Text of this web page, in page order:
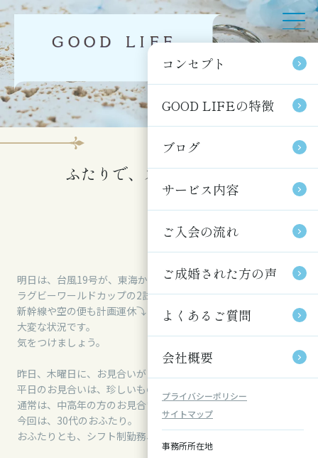
コンセプト
GOOD LIFEの特徴
ブログ
サービス内容
ご入会の流れ
ご成婚された方の声
よくあるご質問
会社概要
プライバシーポリシー
サイトマップ
事務所所在地
コンセプト
GOOD LIFEの特徴
ブログ
サービス内容
ご入会の流れ
ご成婚された方の声
よくあるご質問
会社概要
プライバシーポリシー
サイトマップ
事務所所在地
ふたりで、スポーツ観戦を
明日は、台風19号が、東海から関東、縦断予報です。
ラグビーワールドカップの2試合は、中止⤵
新幹線や空の便も計画運休⤵
大変な状況です。
気をつけましょう。
昨日、木曜日に、お見合いがありました。
平日のお見合いは、珍しいものです。
通常は、中高年の方のお見合いが平日に多く実施されますが、
今回は、30代のおふたり。
おふたりとも、シフト制勤務、のお仕事なんですね。